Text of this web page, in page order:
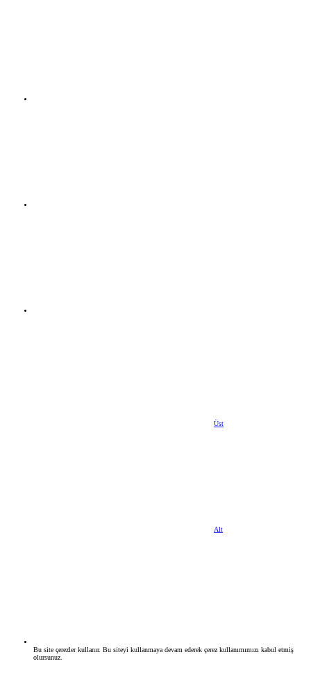
Üst
Alt
Bu site çerezler kullanır. Bu siteyi kullanmaya devam ederek çerez kullanımımızı kabul etmiş
olursunuz.